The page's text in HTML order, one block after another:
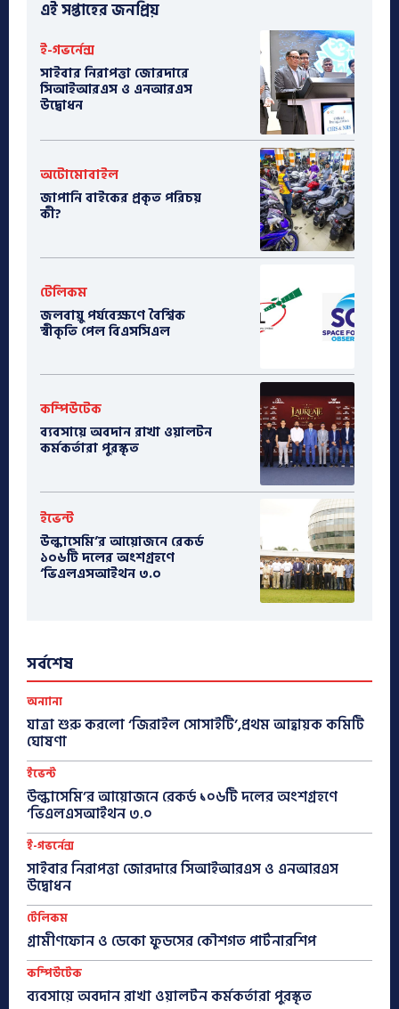
এই সপ্তাহের জনপ্রিয়
ই-গভর্নেন্স
সাইবার নিরাপত্তা জোরদারে
সিআইআরএস ও এনআরএস
উদ্বোধন
অটোমোবাইল
​জাপানি বাইকের প্রকৃত পরিচয়
কী?
টেলিকম
জলবায়ু পর্যবেক্ষণে বৈশ্বিক
স্বীকৃতি পেল বিএসসিএল
কম্পিউটেক
ব্যবসায়ে অবদান রাখা ওয়ালটন
কর্মকর্তারা পুরস্কৃত
ইভেন্ট
উল্কাসেমি’র আয়োজনে রেকর্ড
১০৬টি দলের অংশগ্রহণে
‘ভিএলএসআইথন ৩.০
সর্বশেষ
অন্যান্য
যাত্রা শুরু করলো ‘জিরাইল সোসাইটি’,প্রথম আহ্বায়ক কমিটি
ঘোষণা
ইভেন্ট
উল্কাসেমি’র আয়োজনে রেকর্ড ১০৬টি দলের অংশগ্রহণে
‘ভিএলএসআইথন ৩.০
ই-গভর্নেন্স
সাইবার নিরাপত্তা জোরদারে সিআইআরএস ও এনআরএস
উদ্বোধন
টেলিকম
গ্রামীণফোন ও ডেকো ফুডসের কৌশগত পার্টনারশিপ
কম্পিউটেক
ব্যবসায়ে অবদান রাখা ওয়ালটন কর্মকর্তারা পুরস্কৃত